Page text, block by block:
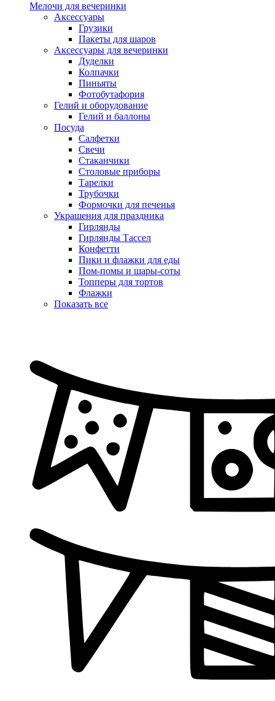
Мелочи для вечеринки
Аксессуары
Грузики
Пакеты для шаров
Аксессуары для вечеринки
Дуделки
Колпачки
Пиньяты
Фотобутафория
Гелий и оборудование
Гелий и баллоны
Посуда
Салфетки
Свечи
Стаканчики
Столовые приборы
Тарелки
Трубочки
Формочки для печенья
Украшения для праздника
Гирлянды
Гирлянды Тассел
Конфетти
Пики и флажки для еды
Пом-помы и шары-соты
Топперы для тортов
Флажки
Показать все